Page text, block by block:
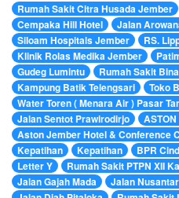
Rumah Sakit Citra Husada Jember
Cempaka Hill Hotel
Jalan
Siloam Hospitals Jember
RS.
Klinik Rolas Medika Jember
Gudeg Lumintu
Rumah Sakit
Kampung Batik Telengsari
Toko
Water Toren ( Menara Air ) Pasar
Jalan Sentot Prawirodirjo
Aston Jember Hotel & Conference
Kepatihan
Kepatihan BPR
Letter Y
Rumah Sakit PTPN XII
Jalan Gajah Mada
Jalan